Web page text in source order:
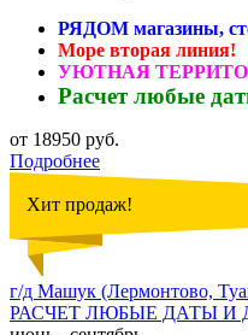
РЯДОМ магазины,
Море вторая линия!
УЮТНАЯ
Расчет любые
от 18950 руб.
Подробнее
Хит продаж!
г/д Машук (Лермонтово,
РАСЧЕТ ЛЮБЫЕ ДАТЫ И